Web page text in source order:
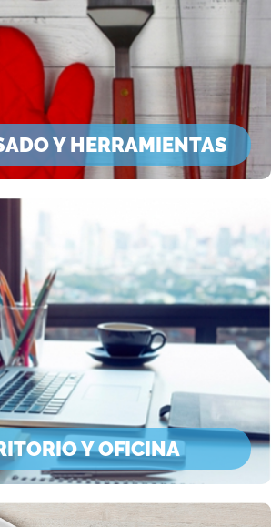
Y HERRAMIENTAS
Y OFICINA